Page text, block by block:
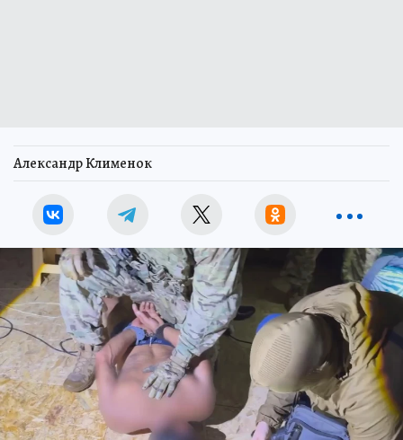
Александр Клименок